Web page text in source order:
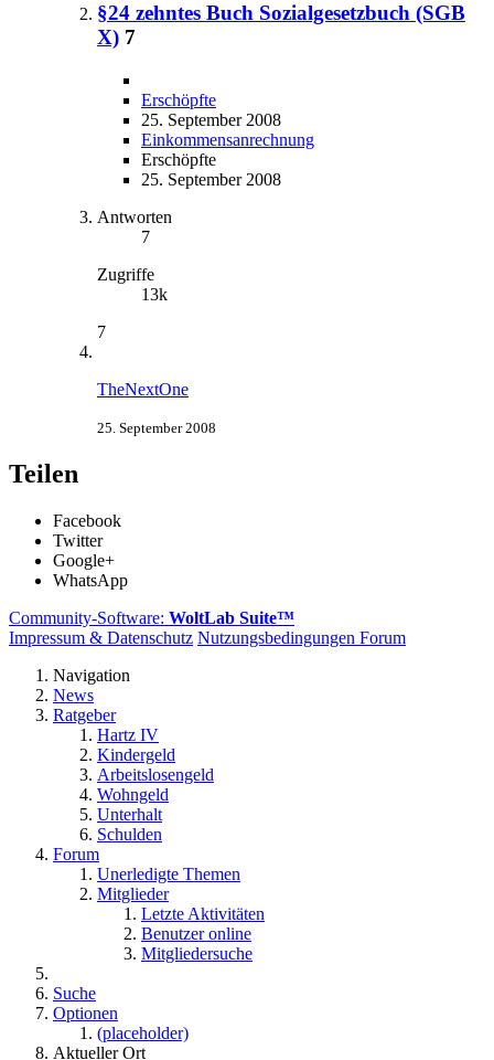
§24 zehntes Buch Sozialgesetzbuch (SGB
X) 7
Erschöpfte
25. September 2008
Einkommensanrechnung
Erschöpfte
25. September 2008
Antworten
7
Zugriffe
13k
7
TheNextOne
25. September 2008
Teilen
Facebook
Twitter
Google+
WhatsApp
Community-Software: WoltLab Suite™
Impressum & Datenschutz Nutzungsbedingungen Forum
Navigation
News
Ratgeber
Hartz IV
Kindergeld
Arbeitslosengeld
Wohngeld
Unterhalt
Schulden
Forum
Unerledigte Themen
Mitglieder
Letzte Aktivitäten
Benutzer online
Mitgliedersuche
Suche
Optionen
(placeholder)
Aktueller Ort